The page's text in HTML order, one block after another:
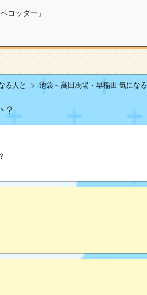
コッター」
る人と 池袋～高田馬場・早稲田 気にな
？